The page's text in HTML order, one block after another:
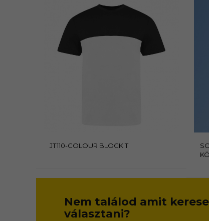
JT110-COLOUR BLOCK T
Nem találod amit
választani?